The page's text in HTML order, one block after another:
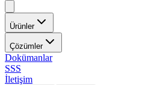
Ürünler
Çözümler
Dokümanlar
SSS
İletişim